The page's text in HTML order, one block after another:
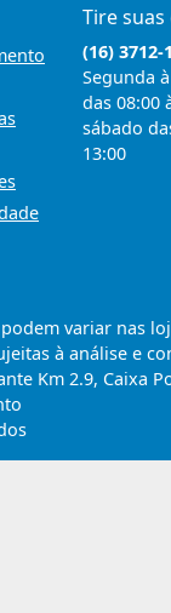
Tire
(16) 3712-
Segunda
das 08:00
sábado
13:00
variar nas
à análise e
Km 2.9, Caixa